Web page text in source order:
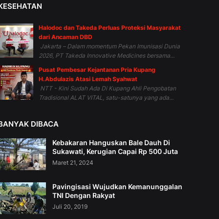
Halodoc dan Takeda Perluas Proteksi Masyarakat
dari Ancaman DBD
Jakarta – Dalam momentum Pekan Imunisasi Dunia
2026, PT Takeda Innovative Medicines bersama...
Pusat Pembesar Kejantanan Pria Kupang
H.Abdulazis Atasi Lemah Syahwat
NTT - Kini Sudah Ada Di Kupang Ahli Pengobatan
Tradisional ALAT VITAL, satu-satunya yang ada...
DIBACA
Kebakaran Hanguskan Bale Dauh Di
Sukawati, Kerugian Capai Rp 500 Juta
Maret 21, 2024
Pavingisasi Wujudkan Kemanunggalan
TNI Dengan Rakyat
Juli 20, 2019